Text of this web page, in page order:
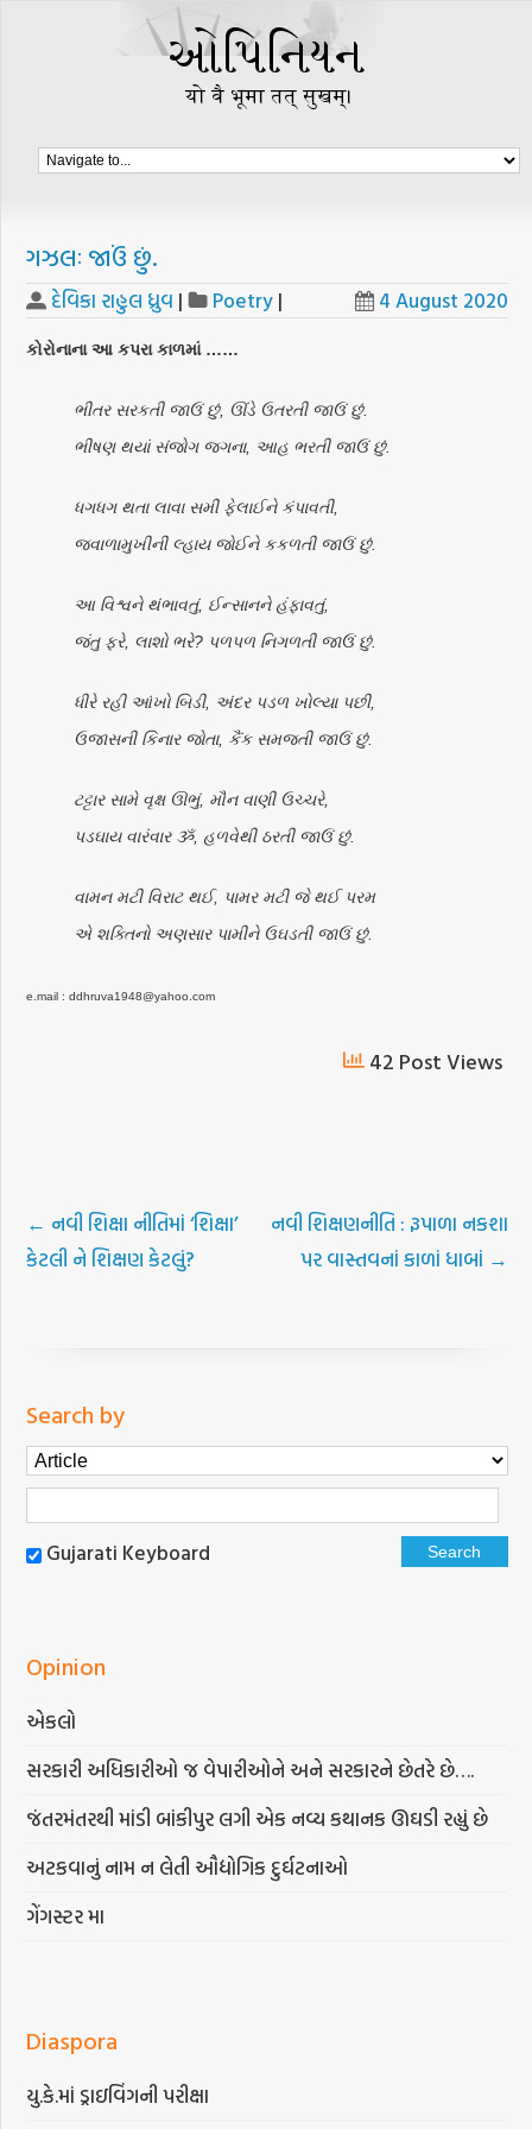
ગઝલઃ જાઉં છું.
દેવિકા રાહુલ ધ્રુવ | Poetry | 4 August 2020
કોરોનાના આ કપરા કાળમાં ……
ભીતર સરકતી જાઉં છું, ઊંડે ઉતરતી જાઉં છું.
ભીષણ થયાં સંજોગ જગના, આહ ભરતી જાઉં છું.
ધગધગ થતા લાવા સમી ફેલાઈને કંપાવતી,
જ્વાળામુખીની લ્હાય જોઈને કકળતી જાઉં છું.
આ વિશ્વને થંભાવતું, ઈન્સાનને હંફાવતું,
જંતુ ફરે, લાશો ભરે? પળપળ નિગળતી જાઉં છું.
ધીરે રહી આંખો બિડી, અંદર પડળ ખોલ્યા પછી,
ઉજાસની કિનાર જોતા, કૈંક સમજતી જાઉં છું.
ટટ્ટાર સામે વૃક્ષ ઊભું, મૌન વાણી ઉચ્ચરે,
પડઘાય વારંવાર ૐ, હળવેથી ઠરતી જાઉં છું.
વામન મટી વિરાટ થઈ, પામર મટી જે થઈ પરમ
એ શક્તિનો અણસાર પામીને ઉઘડતી જાઉં છું.
e.mail : ddhruva1948@yahoo.com
42 Post Views
← નવી શિક્ષા નીતિમાં ‘શિક્ષા’
કેટલી ને શિક્ષણ કેટલું?
નવી શિક્ષણનીતિ : રૂપાળા નકશા
પર વાસ્તવનાં કાળાં ધાબાં →
Search by
Gujarati Keyboard
Opinion
એકલો
સરકારી અધિકારીઓ જ વેપારીઓને અને સરકારને છેતરે છે….
જંતરમંતરથી માંડી બાંકીપુર લગી એક નવ્ય કથાનક ઊઘડી રહ્યું છે
અટકવાનું નામ ન લેતી ઔદ્યોગિક દુર્ઘટનાઓ
ગેંગસ્ટર મા
Diaspora
યુ.કે.માં ડ્રાઇવિંગની પરીક્ષા